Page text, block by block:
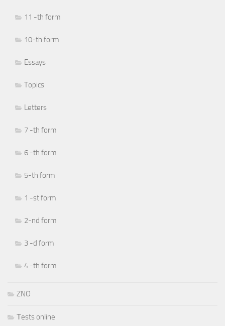
11 -th form
10-th form
Essays
Topics
Letters
7 -th form
6 -th form
5-th form
1 -st form
2-nd form
3 -d form
4 -th form
ZNO
Тests online